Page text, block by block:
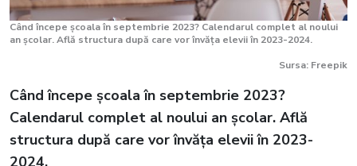
Când începe școala în septembrie 2023? Calendarul complet al noului
an școlar. Află structura după care vor învăța elevii în 2023-2024.
Sursa: Freepik
Când începe școala în septembrie 2023?
Calendarul complet al noului an școlar. Află
structura după care vor învăța elevii în 2023-
2024.